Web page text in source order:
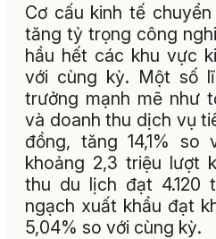
Cơ cấu kinh tế
tăng tỷ trọng công
hầu hết các khu vực
với cùng kỳ. Một số
trưởng mạnh mẽ như
và doanh thu dịch vụ
đồng, tăng 14,1%
khoảng 2,3 triệu lượt
thu du lịch đạt 4.120
ngạch xuất khẩu đạt
5,04% so với cùng kỳ.